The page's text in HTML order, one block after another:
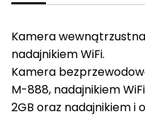
Kamera
nadajnikiem WiFi.
Kamera
M-888, nadajnikiem
2GB oraz nadajnikiem i